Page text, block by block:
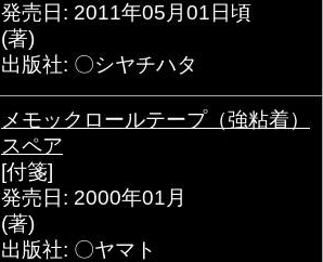
発売日: 2011年05月01日頃
(著)
出版社: 〇シヤチハタ
メモックロールテープ（強粘着）
スペア
[付箋]
発売日: 2000年01月
(著)
出版社: 〇ヤマト